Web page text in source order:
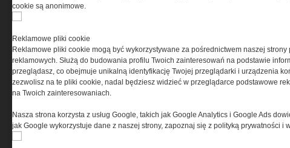
Copyright © 2004-2019 Grupa MEDIUM Spółka z
zastrzeżone. Jakiekolwiek dalsze
cookie są anonimowe.
Reklamowe pliki cookie
Reklamowe pliki cookie mogą być wykorzystywane za pośrednictwem naszej
reklamowych. Służą do budowania profilu Twoich zainteresowań na podstawie
przeglądasz, co obejmuje unikalną identyfikację Twojej przeglądarki i urządzenia
zezwolisz na te pliki cookie, nadal będziesz widzieć w przeglądarce podstawowe
na Twoich zainteresowaniach.
Nasza strona korzysta z usług Google, takich jak Google Analytics i Google Ads
jak Google wykorzystuje dane z naszej strony, zapoznaj się z polityką prywatności i